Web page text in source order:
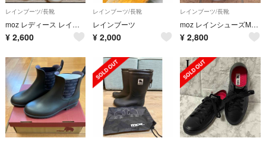
レインブーツ/長靴
moz レディース レインスニーカー Mサイズ
¥ 2,600
レインブーツ/長靴
レインブーツ
¥ 2,000
レインブーツ/長靴
moz レインシューズM(23.5-24cm) シルバーラメMZ-8426
¥ 2,800